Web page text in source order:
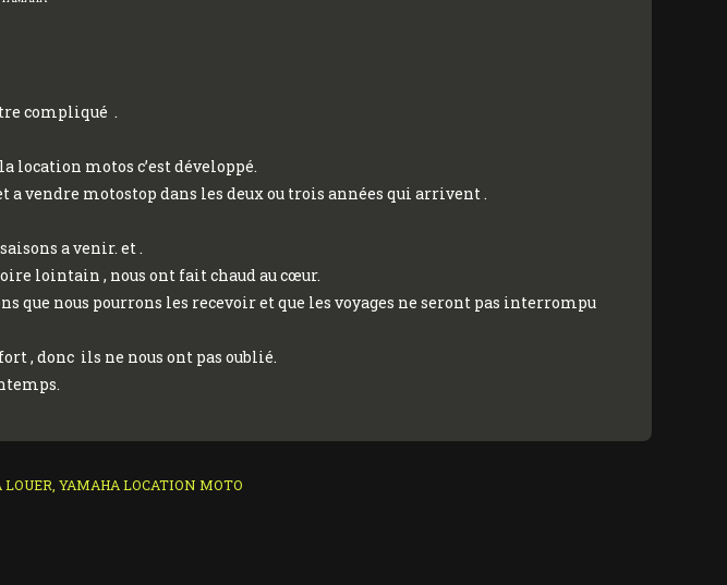
compliqué .
location motos c’est développé.
a vendre motostop dans les deux ou trois années qui arrivent .
a venir. et .
lointain , nous ont fait chaud au cœur.
que nous pourrons les recevoir et que les voyages ne seront pas interrompu
, donc ils ne nous ont pas oublié.
LOUER YAMAHA LOCATION MOTO